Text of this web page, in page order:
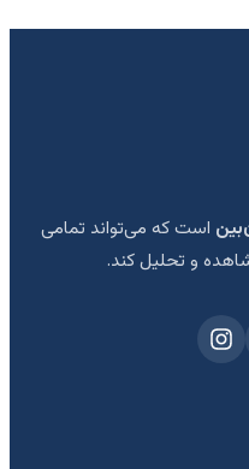
است که می‌تواند تمامی
و تحلیل کند.